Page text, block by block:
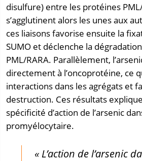
disulfure) entre les protéines
s’agglutinent alors les unes aux
ces liaisons favorise ensuite la
SUMO et déclenche la
PML/RARA. Parallèlement,
directement à l’oncoprotéine, ce
interactions dans les agrégats et
destruction. Ces résultats
spécificité d’action de l’arsenic
promyélocytaire.
« L’action de l’arsenic